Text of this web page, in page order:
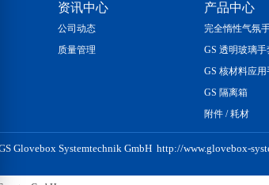
资讯中心
公司动态
质量管理
产品中心
完全惰性气氛
GS 透明玻璃手
GS 核材料应用
GS 隔离箱
附件 / 耗材
Glovebox Systemtechnik GmbH http://www.glovebox-